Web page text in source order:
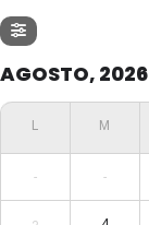
AGOSTO, 2026
- -